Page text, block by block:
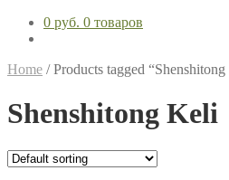
0 руб. 0 товаров
Home /Products tagged
Shenshitong Keli